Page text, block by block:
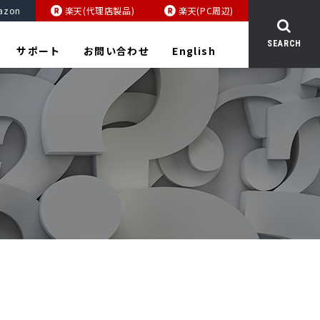
楽天(代理店製品) 楽天(PC周辺)
サポート お問い合わせ English SEARCH